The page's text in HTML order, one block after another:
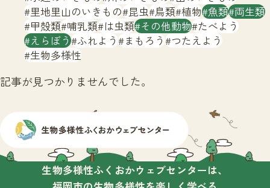
里地里山のいきもの 昆虫 鳥類 植物 魚類 両生類
甲殻類 哺乳類 は虫類 その他動物 たべよう
えらぼう ふれよう まもろう つたえよう
生物多様性
記事が見つかりませんでした。
生物多様性ふくおかウェブセンターは、